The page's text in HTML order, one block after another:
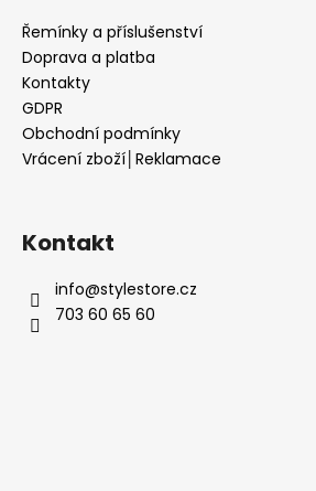
Řemínky a příslušenství
Doprava a platba
Kontakty
GDPR
Obchodní podmínky
Vrácení zboží│Reklamace
Kontakt
info@stylestore.cz
703 60 65 60